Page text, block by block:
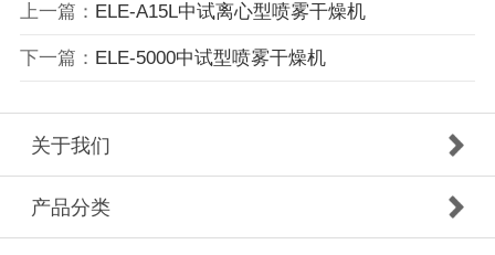
上一篇： ELE-A15L中试离心型喷雾干燥机
下一篇： ELE-5000中试型喷雾干燥机
关于我们
产品分类